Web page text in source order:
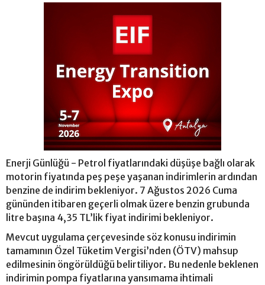
Enerji Günlüğü - Petrol fiyatlarındaki düşüşe bağlı olarak
motorin fiyatında peş peşe yaşanan indirimlerin ardından
benzine de indirim bekleniyor. 7 Ağustos 2026 Cuma
gününden itibaren geçerli olmak üzere benzin grubunda
litre başına 4,35 TL’lik fiyat indirimi bekleniyor.
Mevcut uygulama çerçevesinde söz konusu indirimin
tamamının Özel Tüketim Vergisi’nden (ÖTV) mahsup
edilmesinin öngörüldüğü belirtiliyor. Bu nedenle beklenen
indirimin pompa fiyatlarına yansımama ihtimali